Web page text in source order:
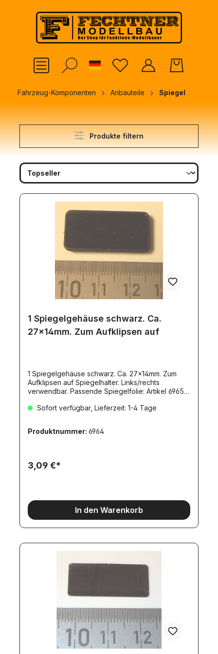
springen
German
Fahrzeug-Komponenten Anbauteile Spiegel
Produkte filtern
1 Spiegelgehäuse schwarz. Ca.
27x14mm. Zum Aufklipsen auf
1 Spiegelgehäuse schwarz. Ca. 27x14mm. Zum
Aufklipsen auf Spiegelhalter. Links/rechts
verwendbar. Passende Spiegelfolie: Artikel 6965.
Sofort verfügbar, Lieferzeit: 1-4 Tage
Produktnummer: 6964
3,09 €*
In den Warenkorb